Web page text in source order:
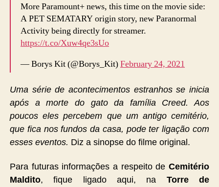
More Paramount+ news, this time on the movie side:
A PET SEMATARY origin story, new Paranormal
Activity being directly for streamer.
https://t.co/Xuw4qe3sUo
— Borys Kit (@Borys_Kit)February 24, 2021
Uma série de acontecimentos estranhos se inicia
após a morte do gato da família Creed. Aos
poucos eles percebem que um antigo cemitério,
que fica nos fundos da casa, pode ter ligação com
esses eventos. Diz a sinopse do filme original.
Para futuras informações a respeito de Cemitério
Maldito, fique ligado aqui, na Torre de